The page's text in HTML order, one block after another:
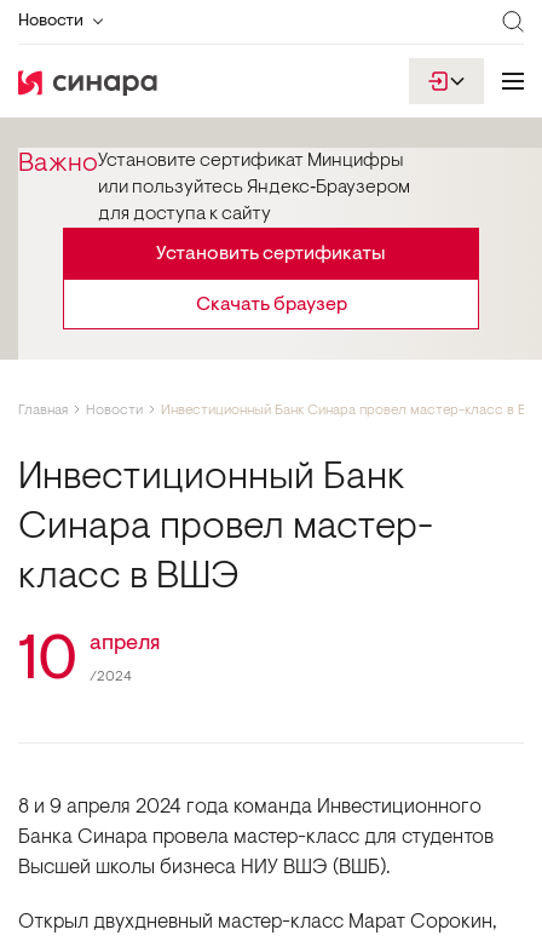
Новости
ВажноУстановите сертификат Минцифры
или пользуйтесь Яндекс‑Браузером
для доступа к сайту
Установить сертификаты
Скачать браузер
Главная Новости Инвестиционный Банк Синара провел мастер-класс в
10 апреля
/2024
Инвестиционный Банк
Синара провел мастер-
класс в ВШЭ
8 и 9 апреля 2024 года команда Инвестиционного
Банка Синара провела мастер-класс для студентов
Высшей школы бизнеса НИУ ВШЭ (ВШБ).
Открыл двухдневный мастер-класс Марат Сорокин,